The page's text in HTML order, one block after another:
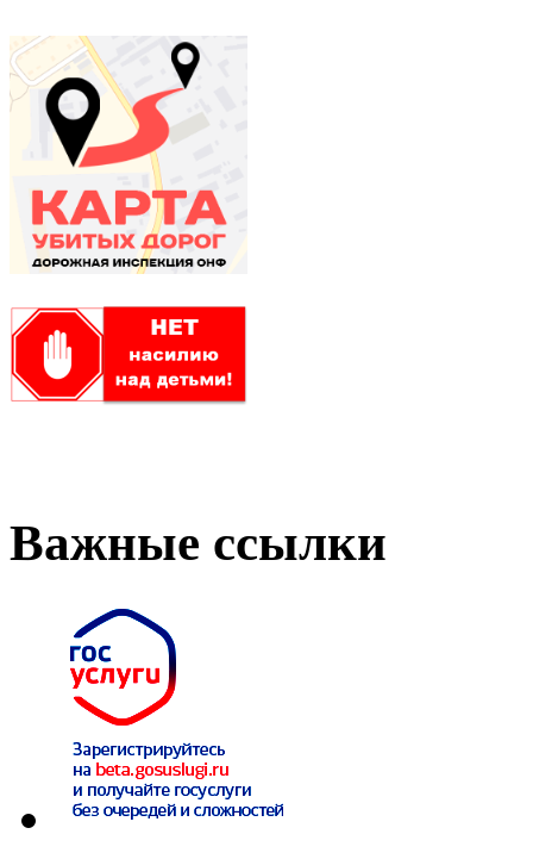
Важные ссылки